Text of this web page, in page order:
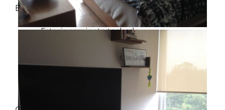
Exterior
Estacionamiento techado
Facilidad para estacionarse
Jardín